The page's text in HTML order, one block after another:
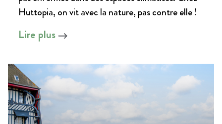
Huttopia, on vit avec la nature, pas contre elle !
Lire plus